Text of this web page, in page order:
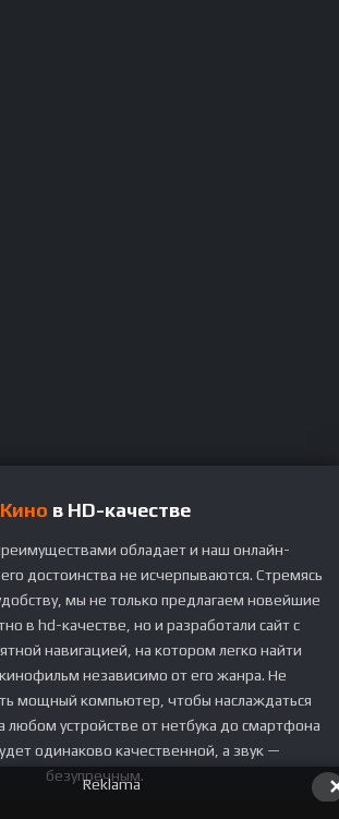
Кино в HD-качестве
обладает и наш онлайн-
достоинства не исчерпываются. Стремясь
мы не только предлагаем новейшие
в hd-качестве, но и разработали сайт с
навигацией, на котором легко найти
независимо от его жанра. Не
мощный компьютер, чтобы наслаждаться
любом устройстве от нетбука до смартфона
одинаково качественной, а звук —
безупречным.